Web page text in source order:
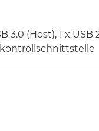
3.0 (Host), 1 x USB